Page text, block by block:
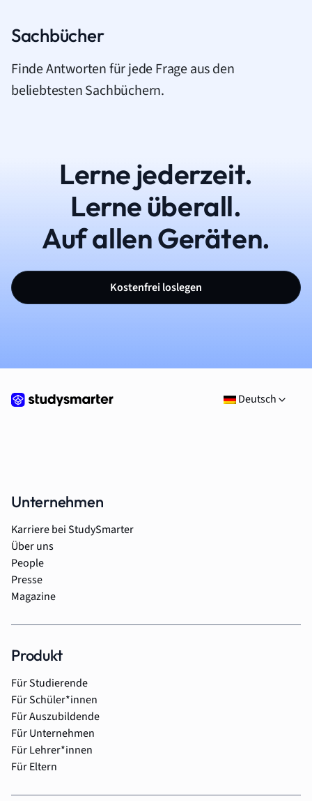
Sachbücher
Finde Antworten für jede Frage aus den
beliebtesten Sachbüchern.
Lerne jederzeit.
Lerne überall.
Auf allen Geräten.
Kostenfrei loslegen
Deutsch
Unternehmen
Karriere bei StudySmarter
Über uns
People
Presse
Magazine
Produkt
Für Studierende
Für Schüler*innen
Für Auszubildende
Für Unternehmen
Für Lehrer*innen
Für Eltern